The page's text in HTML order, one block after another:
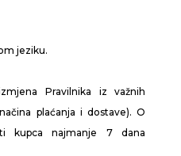
jeziku.
Pravilnika iz važnih
plaćanja i dostave). O
kupca najmanje 7 dana